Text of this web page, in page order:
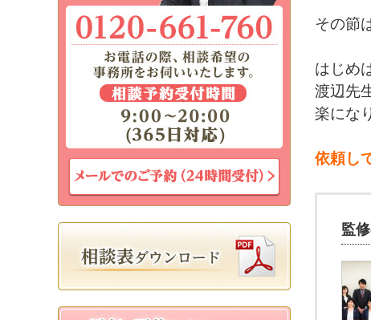
その節
はじめ
渡辺先
楽にな
依頼し
監